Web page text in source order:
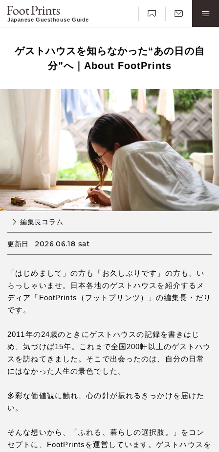
Japanese Guesthouse Guide
ゲストハウスを知らなかった“あの日の自
分”へ｜About FootPrints
編集長コラム
更新日 2026.06.18 sat
「はじめまして」の方も「お久しぶりです」の方も、い
らっしゃいませ。日本各地のゲストハウスを紹介するメ
ディア「FootPrints（フットプリンツ）」の編集長・だり
です。
2011年の24歳のときにゲストハウスの記録を書きはじ
め、気づけば15年。これまで全国200軒以上のゲストハウ
スを訪ねてきました。そこで出会ったのは、自分の日常
にはなかった人生の景色でした。
多彩な価値観に触れ、心の針が振れるきっかけを届けた
い。
そんな想いから、「ふれる、暮らしの選択肢。」をコン
セプトに、FootPrintsを運営しています。ゲストハウスを